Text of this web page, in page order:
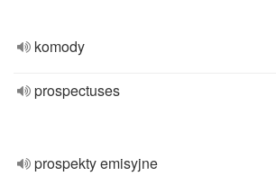
komody
prospectuses
prospekty emisyjne